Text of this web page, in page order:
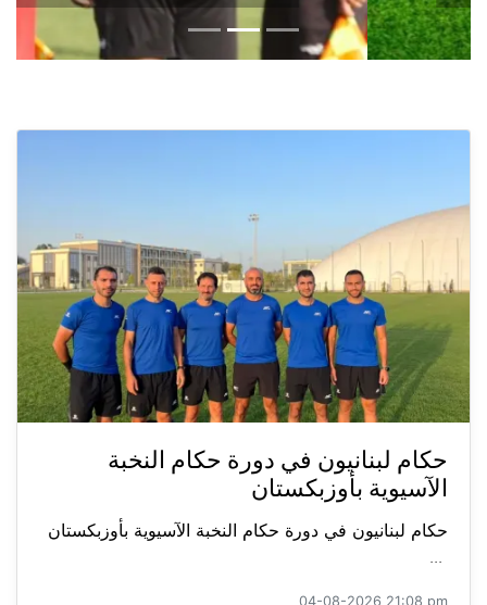
حكام لبنانيون في دورة حكام النخبة
الآسيوية بأوزبكستان
حكام لبنانيون في دورة حكام النخبة الآسيوية بأوزبكستان
...
04-08-2026 21:08 pm